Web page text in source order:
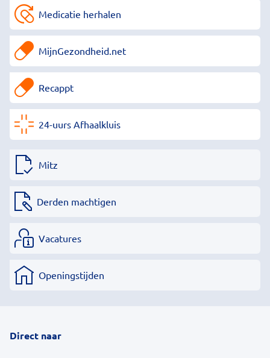
Medicatie herhalen
MijnGezondheid.net
Recappt
24-uurs Afhaalkluis
Mitz
Derden machtigen
Vacatures
Openingstijden
Direct naar